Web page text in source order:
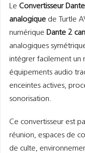
Le Convertisseur
analogiquede Turtle
numérique Dante 2
analogiques
intégrer facilement un
équipements audio
enceintes actives,
sonorisation.
Ce convertisseur est
réunion, espaces de
de culte,